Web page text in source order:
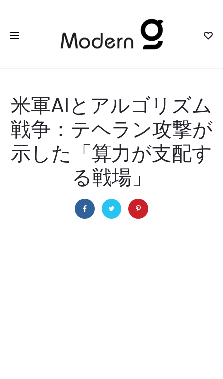
米軍AIとアルゴリズム
戦争：テヘラン攻撃が
示した「算力が支配す
る戦場」